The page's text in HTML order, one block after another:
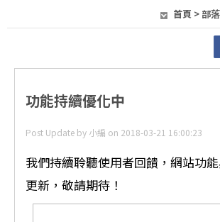
首頁 > 部
功能持續優化中
Post Update by 小編 on 2018-03-21 16:00:23
我們持續聆聽使用者回饋，網站功
更新，敬請期待！